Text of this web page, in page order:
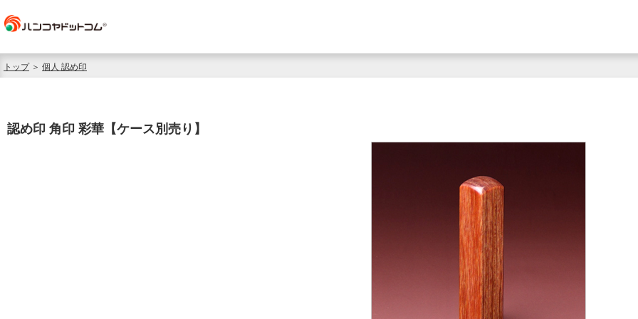
トップ＞ 個人 認め印
認め印 角印 彩華【ケース別売り】